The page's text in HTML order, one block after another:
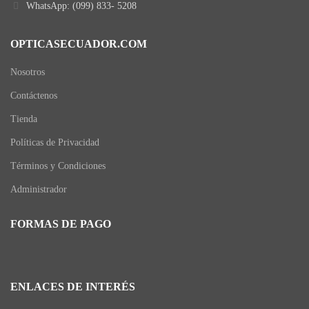
WhatsApp: (099) 833- 5208
OPTICASECUADOR.COM
Nosotros
Contáctenos
Tienda
Políticas de Privacidad
Términos y Condiciones
Administrador
FORMAS DE PAGO
ENLACES DE INTERÉS